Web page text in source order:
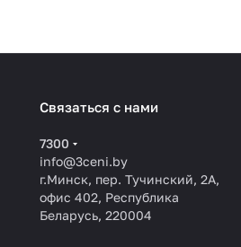
Связаться с нами
7300
info@3ceni.by
г.Минск, пер. Тучинский, 2А,
офис 402, Республика
Беларусь, 220004